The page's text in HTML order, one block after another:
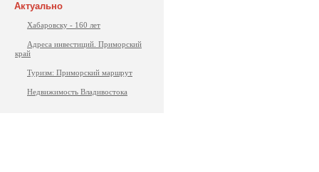
Актуально
Хабаровску - 160 лет
Адреса инвестиций. Приморский
край
Туризм: Приморский маршрут
Недвижимость Владивостока